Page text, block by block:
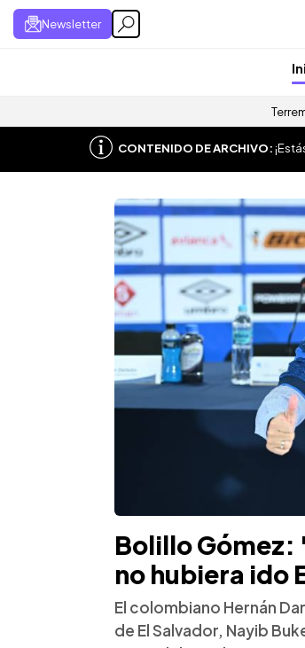
Newsletter
CONTENIDO DE ARCHIVO:
Bolillo Gómez:
no hubiera ido
El colombiano Hernán
de El Salvador, Nayib